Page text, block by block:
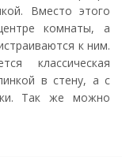
Вместо этого
комнаты, а
к ним.
классическая
в стену, а с
Так же можно